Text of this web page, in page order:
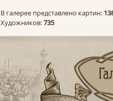
В галерее представлено картин:
Художников:735